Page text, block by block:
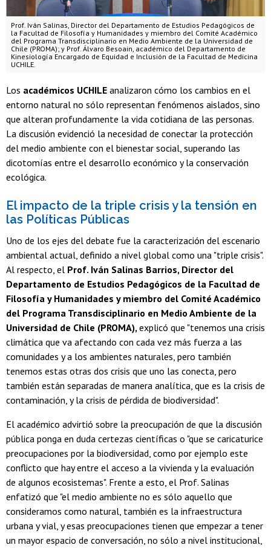
Prof. Iván Salinas, Director del Departamento de Estudios Pedagógicos de
la Facultad de Filosofía y Humanidades y miembro del Comité Académico
del Programa Transdisciplinario en Medio Ambiente de la Universidad de
Chile (PROMA); y Prof. Álvaro Besoain, académico del Departamento de
Kinesiología Encargado de Equidad e Inclusión de la Facultad de Medicina
UCHILE.
Los académicos UCHILE analizaron cómo los cambios en el
entorno natural no sólo representan fenómenos aislados, sino
que alteran profundamente la vida cotidiana de las personas.
La discusión evidenció la necesidad de conectar la protección
del medio ambiente con el bienestar social, superando las
dicotomías entre el desarrollo económico y la conservación
ecológica.
El impacto de la triple crisis y la tensión en
las Políticas Públicas
Uno de los ejes del debate fue la caracterización del escenario
ambiental actual, definido a nivel global como una "triple crisis".
Al respecto, el Prof. Iván Salinas Barrios, Director del
Departamento de Estudios Pedagógicos de la Facultad de
Filosofía y Humanidades y miembro del Comité Académico
del Programa Transdisciplinario en Medio Ambiente de la
Universidad de Chile (PROMA),explicó que "tenemos una crisis
climática que va afectando con cada vez más fuerza a las
comunidades y a los ambientes naturales, pero también
tenemos estas otras dos crisis que uno las conecta, pero
también están separadas de manera analítica, que es la crisis de
contaminación, y la crisis de pérdida de biodiversidad".
El académico advirtió sobre la preocupación de que la discusión
pública ponga en duda certezas científicas o "que se caricaturice
preocupaciones por la biodiversidad, como por ejemplo este
conflicto que hay entre el acceso a la vivienda y la evaluación
de algunos ecosistemas". Frente a esto, el Prof. Salinas
enfatizó que "el medio ambiente no es sólo aquello que
consideramos como natural, también es la infraestructura
urbana y vial, y esas preocupaciones tienen que empezar a tener
un mayor espacio de conversación, no sólo a nivel institucional,